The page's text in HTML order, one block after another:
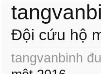
Đội cứu hộ
tangvanbinh